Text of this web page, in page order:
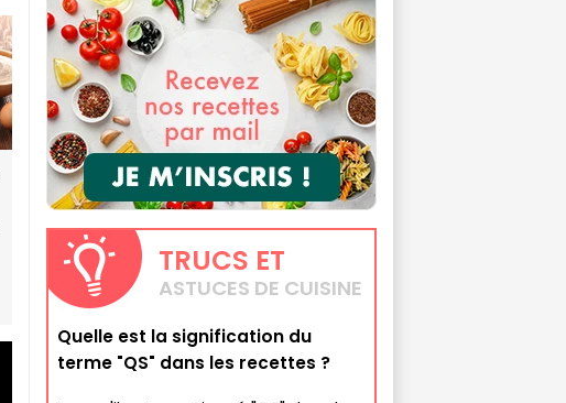
TRUCS ET
ASTUCES DE CUISINE
Quelle est la signification du
terme "QS" dans les recettes ?